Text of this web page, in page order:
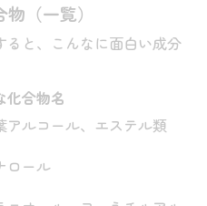
（一覧）
ると、こんなに面白い成分
化合物名
アルコール、エステル類
ロール